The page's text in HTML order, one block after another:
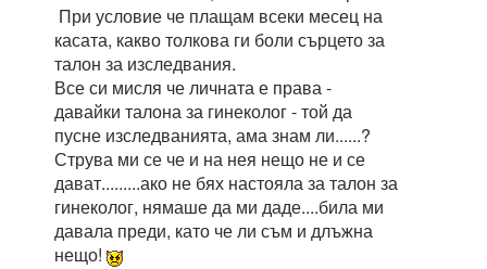
При условие че плащам всеки месец на
касата, какво толкова ги боли сърцето за
талон за изследвания.
Все си мисля че личната е права -
давайки талона за гинеколог - той да
пусне изследванията, ама знам ли......?
Струва ми се че и на нея нещо не и се
дават.........ако не бях настояла за талон за
гинеколог, нямаше да ми даде....била ми
давала преди, като че ли съм и длъжна
нещо!